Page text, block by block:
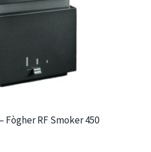
Fògher RF Smoker 450